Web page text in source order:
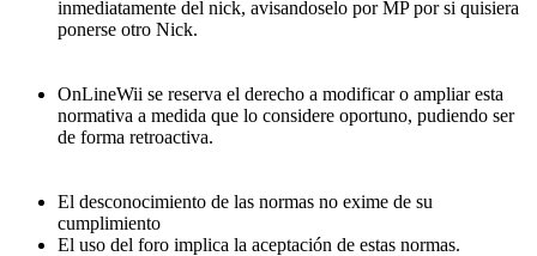
inmediatamente del nick, avisandoselo por MP por si quisiera
ponerse otro Nick.
OnLineWii se reserva el derecho a modificar o ampliar esta
normativa a medida que lo considere oportuno, pudiendo ser
de forma retroactiva.
El desconocimiento de las normas no exime de su
cumplimiento
El uso del foro implica la aceptación de estas normas.